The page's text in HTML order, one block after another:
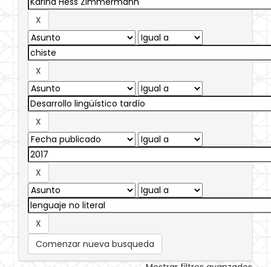
Comenzar nueva busqueda